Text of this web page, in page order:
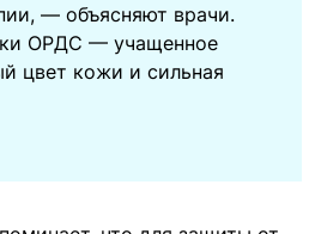
— объясняют врачи.
ОРДС — учащенное
цвет кожи и сильная